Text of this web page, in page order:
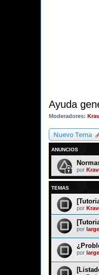
Ayuda
Moderadores:
Nuevo Tema
ANUNCIOS
por
TEMAS
por
por
por